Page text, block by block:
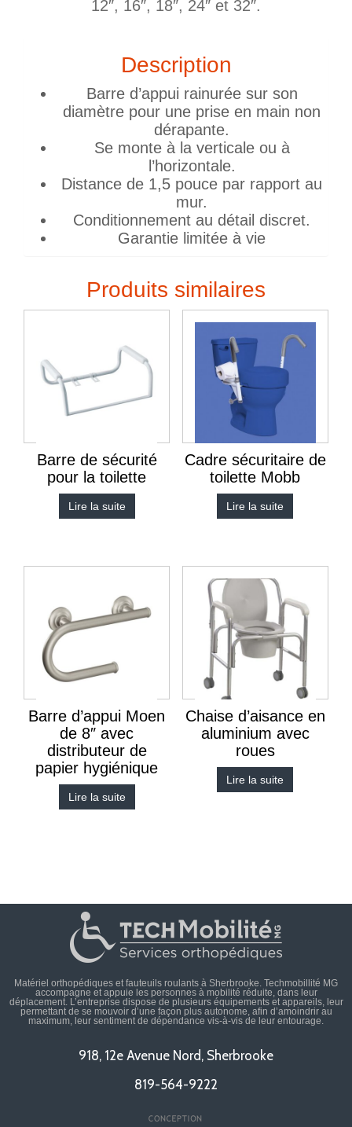
12″, 16″, 18″, 24″ et 32″.
Description
Barre d’appui rainurée sur son
diamètre pour une prise en main non
dérapante.
Se monte à la verticale ou à
l’horizontale.
Distance de 1,5 pouce par rapport au
mur.
Conditionnement au détail discret.
Garantie limitée à vie
Produits similaires
Barre de sécurité
pour la toilette
Lire la suite
Cadre sécuritaire de
toilette Mobb
Lire la suite
Barre d’appui Moen
de 8″ avec
distributeur de
papier hygiénique
Lire la suite
Chaise d’aisance en
aluminium avec
roues
Lire la suite
Matériel orthopédiques et fauteuils roulants à Sherbrooke. Techmobillité MG
accompagne et appuie les personnes à mobilité réduite, dans leur
déplacement. L’entreprise dispose de plusieurs équipements et appareils, leur
permettant de se mouvoir d’une façon plus autonome, afin d’amoindrir au
maximum, leur sentiment de dépendance vis-à-vis de leur entourage.
918, 12e Avenue Nord, Sherbrooke
819-564-9222